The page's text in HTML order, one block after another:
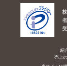
紹
売上